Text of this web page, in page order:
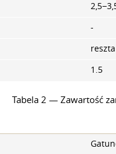
-
reszta
1.5
Tabela 2 — Zawartość